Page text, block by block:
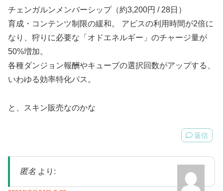
チェンガルンメンバーシップ（約3,200円 / 28日）
育成・コンテンツ制限の緩和。 アビスの利用時間が2倍に
なり、狩りに必要な「オドエネルギー」のチャージ量が
50%増加。
各種ダンジョン報酬やキューブの選択回数がアップする、
いわゆる効率特化パス。
と、スキン販売なのかな
返信
匿名 より: